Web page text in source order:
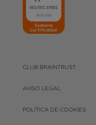
CLUB BRAINTRUST
AVISO LEGAL
POLÍTICA DE COOKIES